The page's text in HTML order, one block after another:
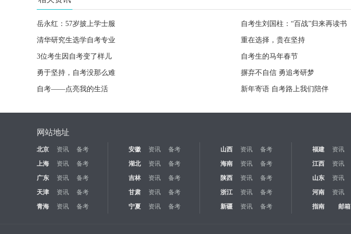
岳永红：57岁披上学士服 自考生刘国柱：“百战”归来再读书
清华研究生选学自考专业 重在选择，贵在坚持
3位考生因自考变了样儿 自考生的马年春节
勇于坚持，自考没那么难 摒弃不自信 勇追考研梦
自考——点亮我的生活 新年寄语 自考路上我们陪伴
网站地址
北京 资讯 备考 安徽 资讯 备考 山西 资讯 备考 福建 资讯
上海
资讯 备考 湖北 资讯 备考 海南 资讯 备考 江西 资讯
广东
资讯 备考 吉林 资讯 备考 陕西 资讯 备考 山东 资讯
天津
资讯 备考 甘肃 资讯 备考 浙江 资讯 备考 河南 资讯
青海
资讯 备考 宁夏 资讯 备考 新疆 资讯 备考 指南 邮箱